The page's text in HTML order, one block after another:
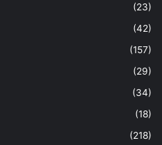
(23)
(42)
(157)
(29)
(34)
(18)
(218)